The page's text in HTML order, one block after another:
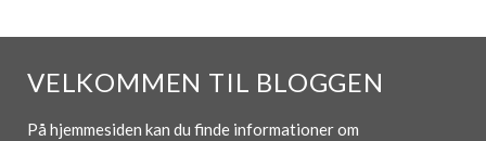
VELKOMMEN TIL BLOGGEN
På hjemmesiden kan du finde informationer om